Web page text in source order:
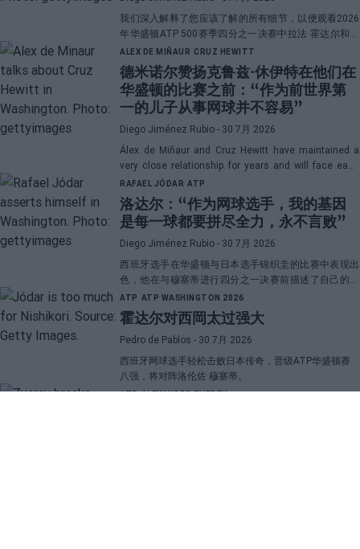
我们深入解释了您应该了解的所有细节，以便观看2026
年华盛顿ATP 500赛季四分之一决赛中拉法·霍达尔和洛
伦佐·穆塞蒂之间的直播对决。
ALEX DE MIÑAUR CRUZ HEWITT
德米诺尔赞扬克鲁兹·休伊特在他们在
华盛顿的比赛之前：“作为前世界第
一的儿子从事网球并不容易”
Diego Jiménez Rubio - 30 7月 2026
Álex de Miñaur and Cruz Hewitt have maintained a
very close relationship for years and will face each
other in Washington in a duel that promises great
emotions.
RAFAEL JÓDAR ATP
洛达尔：“作为网球选手，我的基因
是每一球都要拼尽全力，永不言败”
Diego Jiménez Rubio - 30 7月 2026
西班牙选手在华盛顿与日本选手锦织圭的比赛中表现出
色，他在与穆塞蒂进行四分之一决赛前描述了自己的一
项伟大优势。
ATP ATP WASHINGTON 2026
霍达尔对西岡太过强大
Pedro de Pablos - 30 7月 2026
西班牙网球选手轻松击败日本传奇，晋级ATP华盛顿赛
八强，将对阵洛伦佐·穆塞蒂。
ATP ALEXANDER ZVEREV